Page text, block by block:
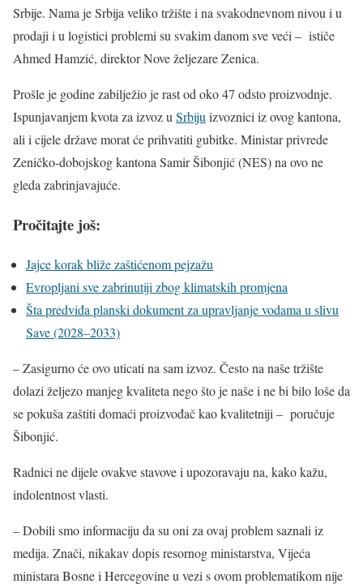
Srbije. Nama je Srbija veliko tržište i na svakodnevnom nivou i u
prodaji i u logistici problemi su svakim danom sve veći – ističe
Ahmed Hamzić, direktor Nove željezare Zenica.
Prošle je godine zabilježio je rast od oko 47 odsto proizvodnje.
Ispunjavanjem kvota za izvoz uSrbijuizvoznici iz ovog kantona,
ali i cijele države morat će prihvatiti gubitke. Ministar privrede
Zeničko-dobojskog kantona Samir Šibonjić (NES) na ovo ne
gleda zabrinjavajuće.
Pročitajte još:
Jajce korak bliže zaštićenom pejzažu
Evropljani sve zabrinutiji zbog klimatskih promjena
Šta predviđa planski dokument za upravljanje vodama u slivu
Save (2028–2033)
– Zasigurno će ovo uticati na sam izvoz. Često na naše tržište
dolazi željezo manjeg kvaliteta nego što je naše i ne bi bilo loše da
se pokuša zaštiti domaći proizvođač kao kvalitetniji – poručuje
Šibonjić.
Radnici ne dijele ovakve stavove i upozoravaju na, kako kažu,
indolentnost vlasti.
– Dobili smo informaciju da su oni za ovaj problem saznali iz
medija. Znači, nikakav dopis resornog ministarstva, Vijeća
ministara Bosne i Hercegovine u vezi s ovom problematikom nije